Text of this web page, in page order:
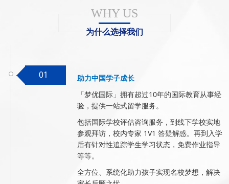
WHY US
为什么选择我们
01
助力中国学子成长
「梦优国际」拥有超过10年的国际教育从事经
验，提供一站式留学服务。
包括国际学校评估咨询服务，到线下学校实地
参观拜访，校内专家 1V1 答疑解惑。再到入学
后有针对性追踪学生学习状态，免费作业指导
等等。
全方位、系统化助力孩子实现名校梦想，解决